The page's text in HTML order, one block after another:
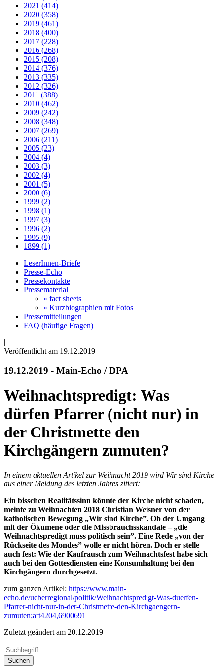
2021 (414)
2020 (358)
2019 (461)
2018 (400)
2017 (228)
2016 (268)
2015 (208)
2014 (376)
2013 (335)
2012 (326)
2011 (388)
2010 (462)
2009 (242)
2008 (348)
2007 (269)
2006 (211)
2005 (23)
2004 (4)
2003 (3)
2002 (4)
2001 (5)
2000 (6)
1999 (2)
1998 (1)
1997 (3)
1996 (2)
1995 (9)
1899 (1)
LeserInnen-Briefe
Presse-Echo
Pressekontakte
Pressematerial
» fact sheets
» Kurzbiographien mit Fotos
Pressemitteilungen
FAQ (häufige Fragen)
| |
Veröffentlicht am 19­.12.2019
19.12.2019 - Main-Echo / DPA
Weihnachtspredigt: Was
dürfen Pfarrer (nicht nur) in
der Christmette den
Kirchgängern zumuten?
In einem aktuellen Artikel zur Weihnacht 2019 wird Wir sind Kirche
aus einer Meldung des letzten Jahres zitiert:
Ein bisschen Realitätssinn könnte der Kirche nicht schaden,
meinte zu Weihnachten 2018 Christian Weisner von der
katholischen Bewegung „Wir sind Kirche”. Ob der Umgang
mit der Ökumene oder die Missbrauchsskandale – „die
Weihnachtspredigt muss politisch sein”. Eine Rede „von der
Rückseite des Mondes” wolle er nicht hören. Doch er stelle
auch fest: Wie der Kaufrausch zum Weihnachtsfest habe sich
auch bei den Gottesdiensten eine Konsumhaltung bei den
Kirchgängern durchgesetzt.
zum ganzen Artikel: https://www.main-
echo.de/ueberregional/politik/Weihnachtspredigt-Was-duerfen-
Pfarrer-nicht-nur-in-der-Christmette-den-Kirchgaengern-
zumuten;art4204,6900691
Zuletzt geändert am 20­.12.2019
Suchen